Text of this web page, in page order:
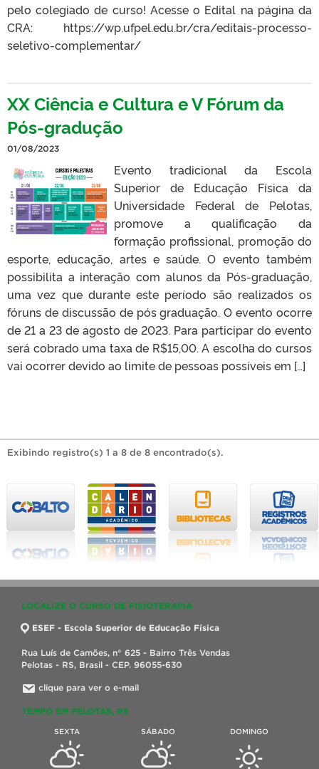
pelo colegiado de curso! Acesse o Edital na página da
CRA: https://wp.ufpel.edu.br/cra/editais-processo-
seletivo-complementar/
XX Ciência e Cultura e V Fórum da
Pós-gradução
01/08/2023
Evento tradicional da Escola
Superior de Educação Física da
Universidade Federal de Pelotas,
promove a qualificação da
formação profissional, promoção do
esporte, educação, artes e saúde. O evento também
possibilita a interação com alunos da Pós-graduação,
uma vez que durante este período são realizados os
fóruns de discussão de pós graduação. O evento ocorre
de 21 a 23 de agosto de 2023. Para participar do evento
será cobrado uma taxa de R$15,00. A escolha do cursos
vai ocorrer devido ao limite de pessoas possíveis em […]
Exibindo registro(s) 1 a 8 de 8 encontrado(s).
LOCALIZE O CURSO DE FISIOTERAPIA
ESEF - Escola Superior de Educação Física
Rua Luís de Camões, n° 625 - Bairro Três Vendas
Pelotas - RS, Brasil - CEP. 96055-630
clique para ver o e-mail
TEMPO EM PELOTAS, RS
SEXTA SÁBADO DOMINGO